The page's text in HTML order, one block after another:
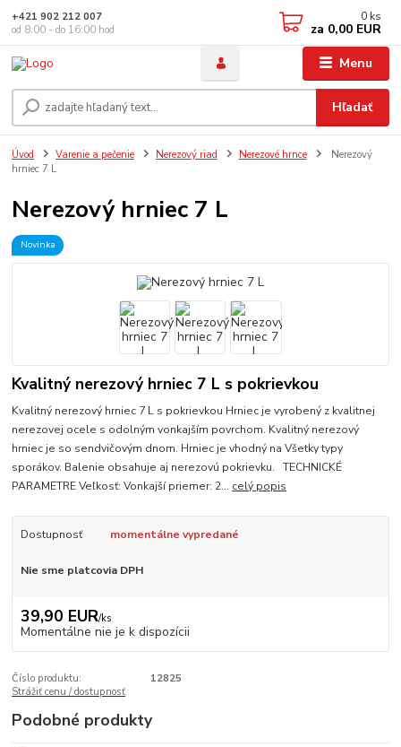
Menu
Hľadať
+421 902 212 007
od 8:00 - do 16:00 hod
0 ks
za 0,00 EUR
Úvod Varenie a pečenie Nerezový riad Nerezové hrnce
Nerezový
hrniec 7 L
Nerezový hrniec 7 L
Novinka
Kvalitný nerezový hrniec 7 L s pokrievkou
Kvalitný nerezový hrniec 7 L s pokrievkou Hrniec je vyrobený z kvalitnej
nerezovej ocele s odolným vonkajším povrchom. Kvalitný nerezový
hrniec je so sendvičovým dnom. Hrniec je vhodný na Všetky typy
sporákov. Balenie obsahuje aj nerezovú pokrievku. TECHNICKÉ
PARAMETRE Veľkosť: Vonkajší priemer: 2... celý popis
Dostupnosť momentálne vypredané
Nie sme platcovia DPH
39,90 EUR/ks
Momentálne nie je k dispozícii
Číslo produktu:
12825
Strážiť cenu / dostupnosť
Podobné produkty